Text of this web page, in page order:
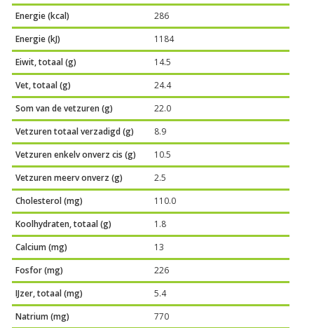
Energie (kcal)
286
Energie (kJ)
1184
Eiwit, totaal (g)
14.5
Vet, totaal (g)
24.4
Som van de vetzuren (g)
22.0
Vetzuren totaal verzadigd (g)
8.9
Vetzuren enkelv onverz cis (g)
10.5
Vetzuren meerv onverz (g)
2.5
Cholesterol (mg)
110.0
Koolhydraten, totaal (g)
1.8
Calcium (mg)
13
Fosfor (mg)
226
IJzer, totaal (mg)
5.4
Natrium (mg)
770